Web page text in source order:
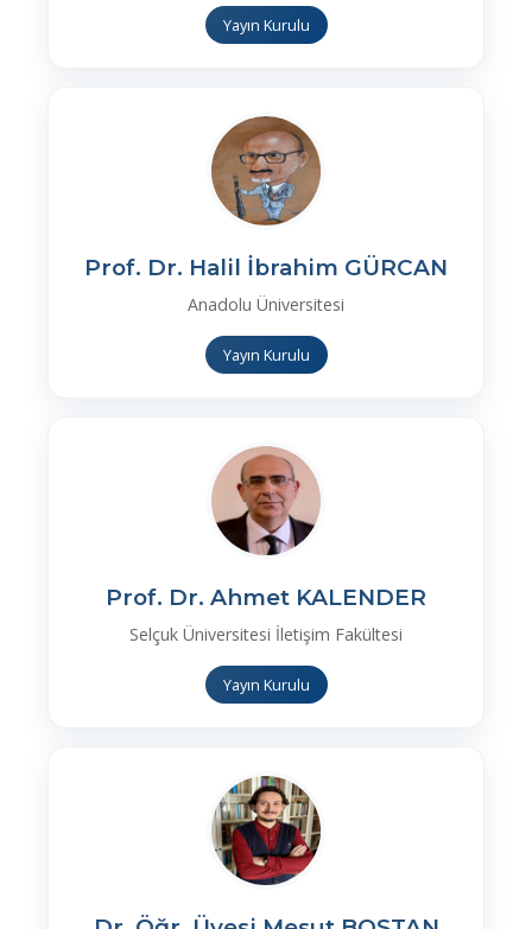
Yayın Kurulu
Prof. Dr. Halil İbrahim GÜRCAN
Anadolu Üniversitesi
Yayın Kurulu
Prof. Dr. Ahmet KALENDER
Selçuk Üniversitesi İletişim Fakültesi
Yayın Kurulu